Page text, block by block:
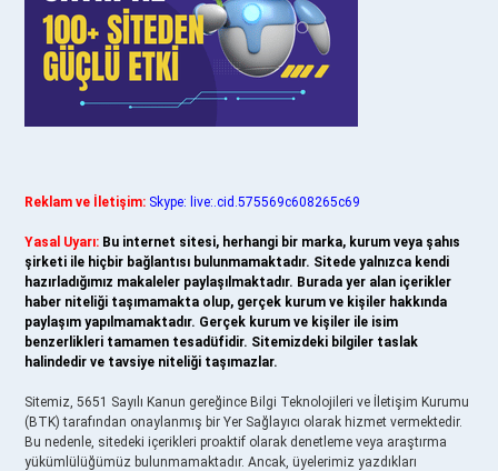
Reklam ve İletişim: Skype: live:.cid.575569c608265c69
Yasal Uyarı: Bu internet sitesi, herhangi bir marka, kurum veya şahıs
şirketi ile hiçbir bağlantısı bulunmamaktadır. Sitede yalnızca kendi
hazırladığımız makaleler paylaşılmaktadır. Burada yer alan içerikler
haber niteliği taşımamakta olup, gerçek kurum ve kişiler hakkında
paylaşım yapılmamaktadır. Gerçek kurum ve kişiler ile isim
benzerlikleri tamamen tesadüfidir. Sitemizdeki bilgiler taslak
halindedir ve tavsiye niteliği taşımazlar.
Sitemiz, 5651 Sayılı Kanun gereğince Bilgi Teknolojileri ve İletişim Kurumu
(BTK) tarafından onaylanmış bir Yer Sağlayıcı olarak hizmet vermektedir.
Bu nedenle, sitedeki içerikleri proaktif olarak denetleme veya araştırma
yükümlülüğümüz bulunmamaktadır. Ancak, üyelerimiz yazdıkları